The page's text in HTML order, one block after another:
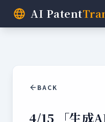
AI Patent
BACK
4/15 「生成